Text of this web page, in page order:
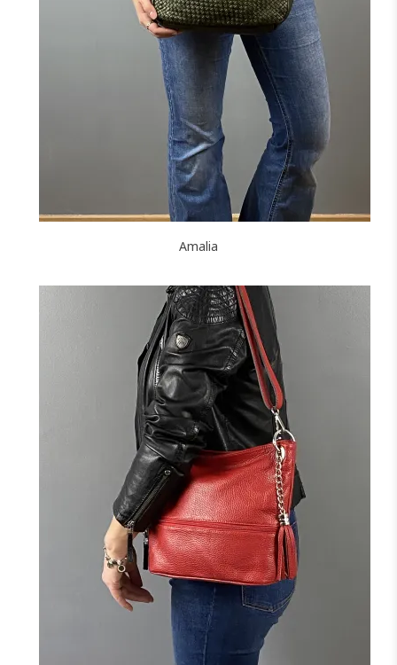
NOIR
CAMEL
F
JAUNE
J'ajoute à mon panier !
NOIRCAMEL
F
KAKI
J'ajoute à mon panier !
Amalia